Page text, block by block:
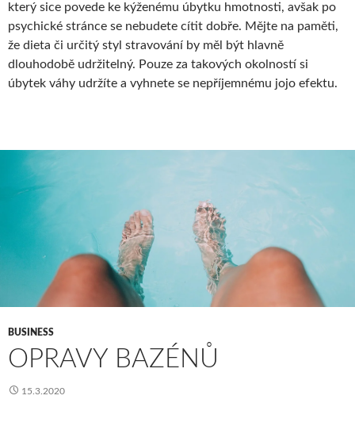
který sice povede ke kýženému úbytku hmotnosti, avšak po
psychické stránce se nebudete cítit dobře. Mějte na paměti,
že dieta či určitý styl stravování by měl být hlavně
dlouhodobě udržitelný. Pouze za takových okolností si
úbytek váhy udržíte a vyhnete se nepříjemnému jojo efektu.
BUSINESS
OPRAVY BAZÉNŮ
15.3.2020